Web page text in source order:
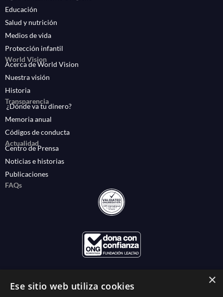
Educación
Salud y nutrición
Medios de vida
Protección infantil
World Vision
Acerca de World Vision
Nuestra visión
Historia
Transparencia
¿Dónde va tu dinero?
Memoria anual
Códigos de conducta
Actualidad
Centro de Prensa
Noticias e historias
Publicaciones
FAQs
×
Ese sitio web utiliza cookies